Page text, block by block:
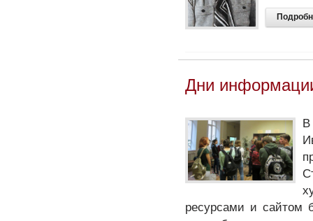
Дни
В
ресурсами и сайтом